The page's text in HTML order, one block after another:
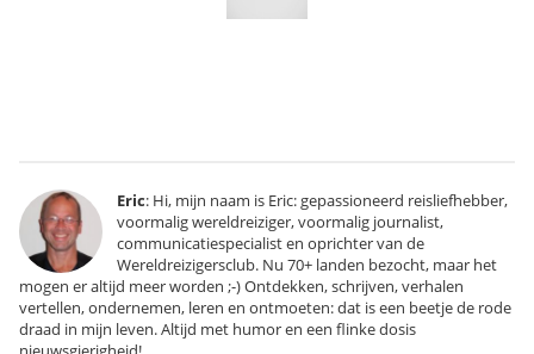
Eric: Hi, mijn naam is Eric: gepassioneerd reisliefhebber,
voormalig wereldreiziger, voormalig journalist,
communicatiespecialist en oprichter van de
Wereldreizigersclub. Nu 70+ landen bezocht, maar het
mogen er altijd meer worden ;-) Ontdekken, schrijven, verhalen
vertellen, ondernemen, leren en ontmoeten: dat is een beetje de rode
draad in mijn leven. Altijd met humor en een flinke dosis